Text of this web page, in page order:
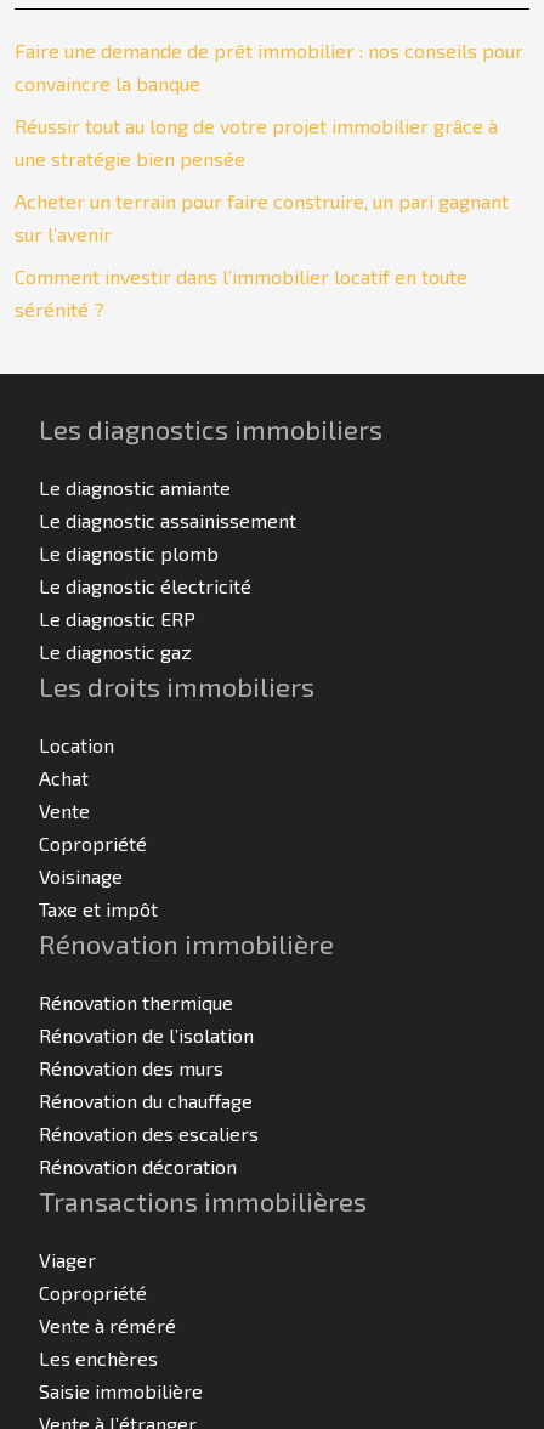
Faire une demande de prêt immobilier : nos conseils pour
convaincre la banque
Réussir tout au long de votre projet immobilier grâce à
une stratégie bien pensée
Acheter un terrain pour faire construire, un pari gagnant
sur l’avenir
Comment investir dans l’immobilier locatif en toute
sérénité ?
Les diagnostics immobiliers
Le diagnostic amiante
Le diagnostic assainissement
Le diagnostic plomb
Le diagnostic électricité
Le diagnostic ERP
Le diagnostic gaz
Les droits immobiliers
Location
Achat
Vente
Copropriété
Voisinage
Taxe et impôt
Rénovation immobilière
Rénovation thermique
Rénovation de l’isolation
Rénovation des murs
Rénovation du chauffage
Rénovation des escaliers
Rénovation décoration
Transactions immobilières
Viager
Copropriété
Vente à réméré
Les enchères
Saisie immobilière
Vente à l’étranger